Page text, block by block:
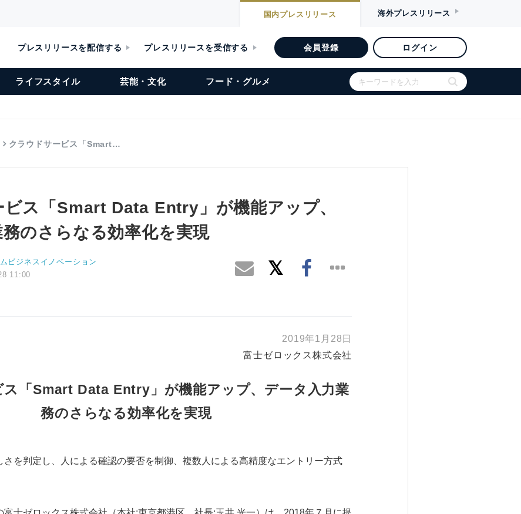
国内プレスリリース 海外プレスリリース
プレスリリースを配信する プレスリリースを受信する 会員登録 ログイン
ライフスタイル 芸能・文化 フード・グルメ
クラウドサービス「Smart…
ス「Smart Data Entry」が機能アップ、
のさらなる効率化を実現
ビジネスイノベーション
11:00
2019年1月28日
富士ゼロックス株式会社
ス「Smart Data Entry」が機能アップ、データ入力業
務のさらなる効率化を実現
さを判定し、人による確認の要否を制御、複数人による高精度なエントリー方式